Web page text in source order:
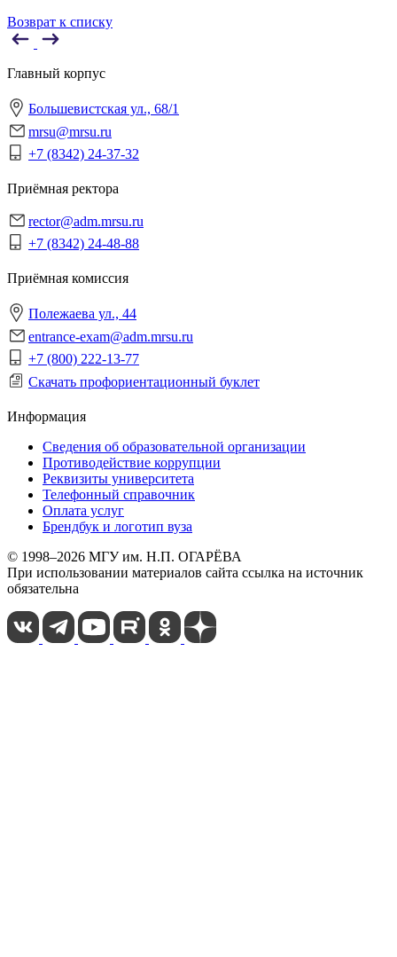
Возврат к списку
Главный корпус
Большевистская ул., 68/1
mrsu@mrsu.ru
+7 (8342) 24-37-32
Приёмная ректора
rector@adm.mrsu.ru
+7 (8342) 24-48-88
Приёмная комиссия
Полежаева ул., 44
entrance-exam@adm.mrsu.ru
+7 (800) 222-13-77
Скачать профориентационный буклет
Информация
Сведения об образовательной организации
Противодействие коррупции
Реквизиты университета
Телефонный справочник
Оплата услуг
Брендбук и логотип вуза
© 1998–2026 МГУ им. Н.П. ОГАРЁВА
При использовании материалов сайта ссылка на источник
обязательна